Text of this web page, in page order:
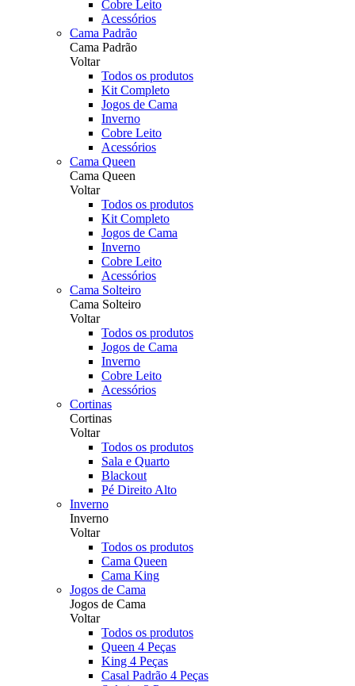
Cobre Leito
Acessórios
Cama Padrão
Cama Padrão
Voltar
Todos os produtos
Kit Completo
Jogos de Cama
Inverno
Cobre Leito
Acessórios
Cama Queen
Cama Queen
Voltar
Todos os produtos
Kit Completo
Jogos de Cama
Inverno
Cobre Leito
Acessórios
Cama Solteiro
Cama Solteiro
Voltar
Todos os produtos
Jogos de Cama
Inverno
Cobre Leito
Acessórios
Cortinas
Cortinas
Voltar
Todos os produtos
Sala e Quarto
Blackout
Pé Direito Alto
Inverno
Inverno
Voltar
Todos os produtos
Cama Queen
Cama King
Jogos de Cama
Jogos de Cama
Voltar
Todos os produtos
Queen 4 Peças
King 4 Peças
Casal Padrão 4 Peças